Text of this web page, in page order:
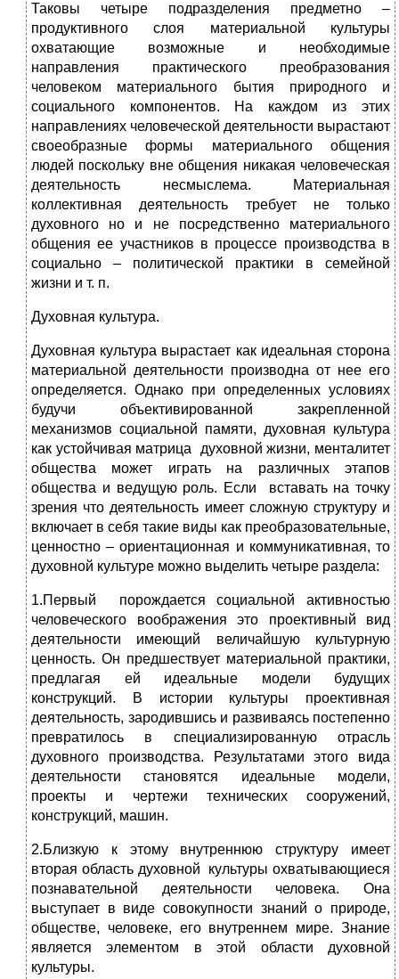
Таковы четыре подразделения предметно –
продуктивного слоя материальной культуры
охватающие возможные и необходимые
направления практического преобразования
человеком материального бытия природного и
социального компонентов. На каждом из этих
направлениях человеческой деятельности вырастают
своеобразные формы материального общения
людей поскольку вне общения никакая человеческая
деятельность несмыслема. Материальная
коллективная деятельность требует не только
духовного но и не посредственно материального
общения ее участников в процессе производства в
социально – политической практики в семейной
жизни и т. п.
Духовная культура.
Духовная культура вырастает как идеальная сторона
материальной деятельности производна от нее его
определяется. Однако при определенных условиях
будучи объективированной закрепленной
механизмов социальной памяти, духовная культура
как устойчивая матрица духовной жизни, менталитет
общества может играть на различных этапов
общества и ведущую роль. Если вставать на точку
зрения что деятельность имеет сложную структуру и
включает в себя такие виды как преобразовательные,
ценностно – ориентационная и коммуникативная, то
духовной культуре можно выделить четыре раздела:
1.Первый порождается социальной активностью
человеческого воображения это проективный вид
деятельности имеющий величайшую культурную
ценность. Он предшествует материальной практики,
предлагая ей идеальные модели будущих
конструкций. В истории культуры проективная
деятельность, зародившись и развиваясь постепенно
превратилось в специализированную отрасль
духовного производства. Результатами этого вида
деятельности становятся идеальные модели,
проекты и чертежи технических сооружений,
конструкций, машин.
2.Близкую к этому внутреннюю структуру имеет
вторая область духовной культуры охватывающиеся
познавательной деятельности человека. Она
выступает в виде совокупности знаний о природе,
обществе, человеке, его внутреннем мире. Знание
является элементом в этой области духовной
культуры.